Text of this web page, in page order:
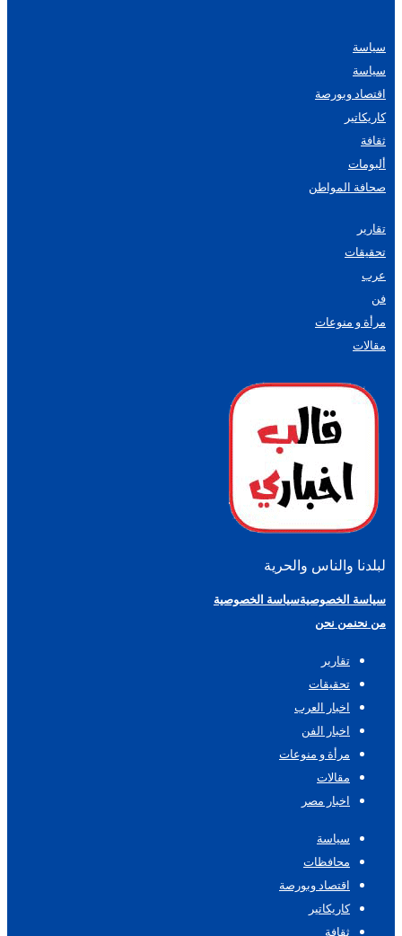
سياسة
سياسة
اقتصاد وبورصة
كاريكاتير
ثقافة
ألبومات
صحافة المواطن
تقارير
تحقيقات
عرب
فن
مرأة و منوعات
مقالات
لبلدنا والناس والحرية
سياسة الخصوصيةسياسة الخصوصية
من نحنمن نحن
تقارير
تحقيقات
اخبار العرب
اخبار الفن
مرأة و منوعات
مقالات
اخبار مصر
سياسة
محافظات
اقتصاد وبورصة
كاريكاتير
ثقافة